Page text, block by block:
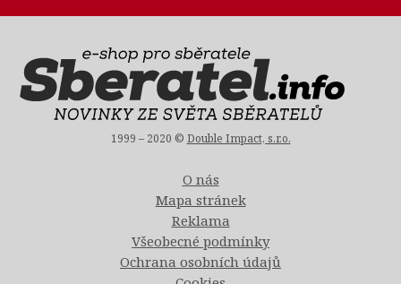
1999 – 2020 © Double Impact, s.r.o.
O nás
Mapa stránek
Reklama
Všeobecné podmínky
Ochrana osobních údajů